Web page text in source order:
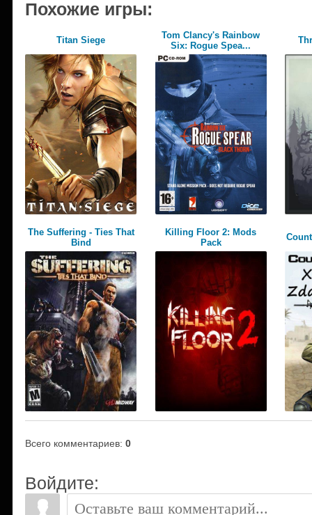
Похожие игры:
Titan Siege
Tom Clancy's Rainbow
Six: Rogue Spea...
The Suffering - Ties That
Bind
Killing Floor 2: Mods
Pack
Всего комментариев: 0
Войдите: